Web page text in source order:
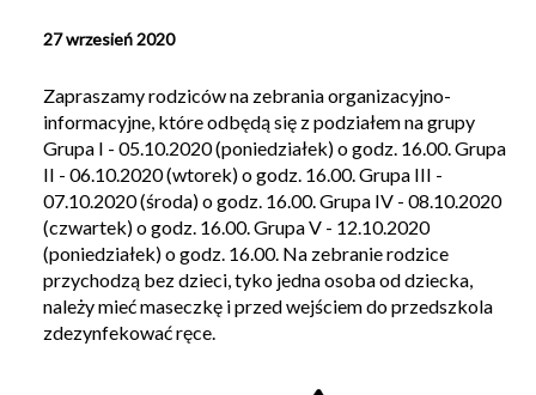
27 wrzesień 2020
Zapraszamy rodziców na zebrania organizacyjno-
informacyjne, które odbędą się z podziałem na grupy
Grupa I - 05.10.2020 (poniedziałek) o godz. 16.00. Grupa
II - 06.10.2020 (wtorek) o godz. 16.00. Grupa III -
07.10.2020 (środa) o godz. 16.00. Grupa IV - 08.10.2020
(czwartek) o godz. 16.00. Grupa V - 12.10.2020
(poniedziałek) o godz. 16.00. Na zebranie rodzice
przychodzą bez dzieci, tyko jedna osoba od dziecka,
należy mieć maseczkę i przed wejściem do przedszkola
zdezynfekować ręce.